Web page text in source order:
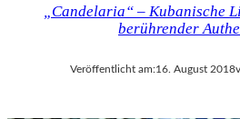
„Candelaria“ – Kubanische
berührender
Veröffentlicht am:16. August 2018